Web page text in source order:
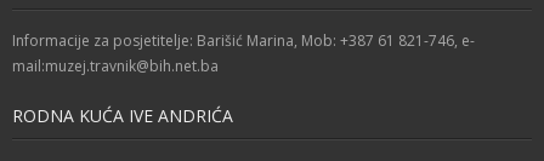
Informacije za posjetitelje: Barišić Marina, Mob: +387 61 821-746, e-
mail:muzej.travnik@bih.net.ba
RODNA KUĆA IVE ANDRIĆA